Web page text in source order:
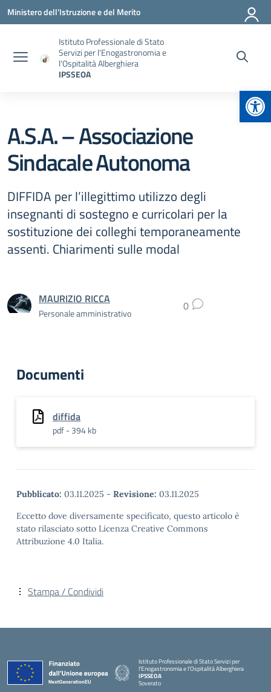
Vai ai contenuti
Vai al menu di navigazione
Vai al footer
Ministero dell'Istruzione e del Merito
Istituto Professionale di Stato
Servizi per l'Enogastronomia e
l'Ospitalità Alberghiera
IPSSEOA
A.S.A. – Associazione
Sindacale Autonoma
DIFFIDA per l’illegittimo utilizzo degli
insegnanti di sostegno e curricolari per la
sostituzione dei colleghi temporaneamente
assenti. Chiarimenti sulle modal
MAURIZIO RICCA
Personale amministrativo 0
Documenti
diffida
pdf - 394 kb
Pubblicato: 03.11.2025 - Revisione: 03.11.2025
Eccetto dove diversamente specificato, questo articolo è
stato rilasciato sotto Licenza Creative Commons
Attribuzione 4.0 Italia.
Stampa / Condividi
Istituto Professionale di Stato Servizi per
l'Enogastronomia e l'Ospitalità Alberghiera
IPSSEOA
Soverato